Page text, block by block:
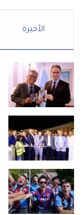
الأخيرة